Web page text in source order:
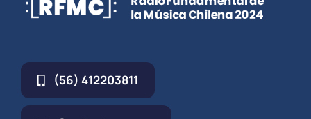
(56) 412203811